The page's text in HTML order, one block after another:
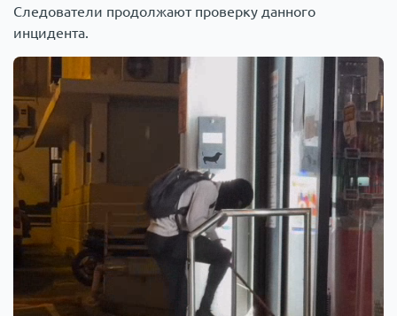
Следователи продолжают проверку данного
инцидента.